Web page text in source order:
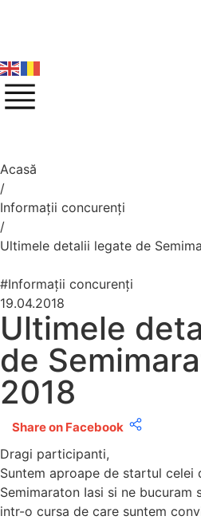
Acasă
/
Informații concurenți
/
Ultimele detalii legate de
#Informații concurenți
19.04.2018
Ultimele
de
2018
Share on Facebook
Dragi participanti,
Suntem aproape de startul celei
Semimaraton Iasi si ne bucuram
intr-o cursa de care suntem